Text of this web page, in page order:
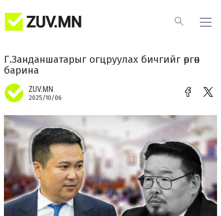
Г.Занданшатарыг огцруулах бичгийг өргөн
барина
ZUV.MN
2025/10/06